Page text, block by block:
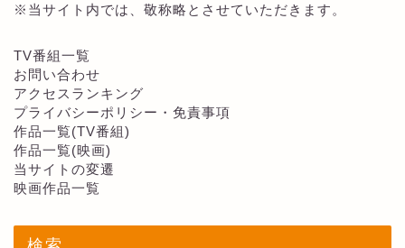
※当サイト内では、敬称略とさせていただきます。
TV番組一覧
お問い合わせ
アクセスランキング
プライバシーポリシー・免責事項
作品一覧(TV番組)
作品一覧(映画)
当サイトの変遷
映画作品一覧
検索